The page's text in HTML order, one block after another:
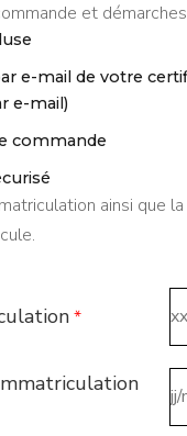
et
e-mail de votre
e-mail)
commande
ainsi que
*